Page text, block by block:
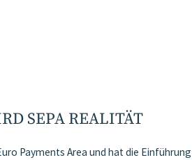
SEPA REALITÄT
Payments Area und hat die